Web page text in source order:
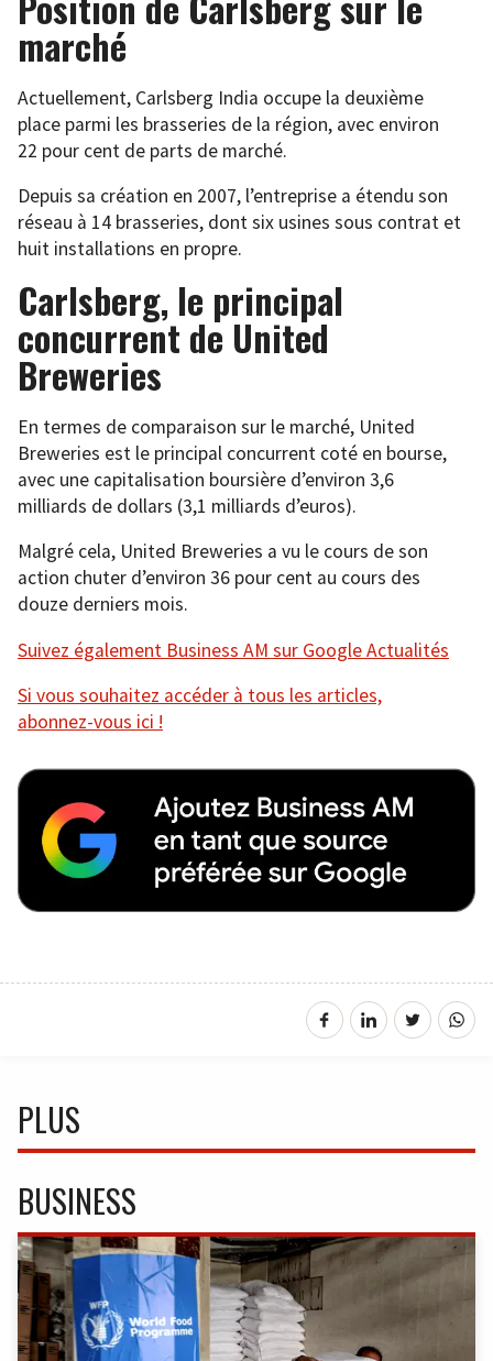
marché
Actuellement, Carlsberg India occupe la deuxième
place parmi les brasseries de la région, avec environ
22 pour cent de parts de marché.
Depuis sa création en 2007, l’entreprise a étendu son
réseau à 14 brasseries, dont six usines sous contrat et
huit installations en propre.
Carlsberg, le principal
concurrent de United
Breweries
En termes de comparaison sur le marché, United
Breweries est le principal concurrent coté en bourse,
avec une capitalisation boursière d’environ 3,6
milliards de dollars (3,1 milliards d’euros).
Malgré cela, United Breweries a vu le cours de son
action chuter d’environ 36 pour cent au cours des
douze derniers mois.
Suivez également Business AM sur Google Actualités
Si vous souhaitez accéder à tous les articles,
abonnez-vous ici !
PLUS
BUSINESS